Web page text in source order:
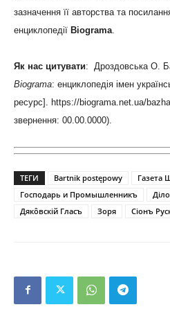
зазначення її авторства та
енциклопедії Biograma
Як нас цитувати: Дроздовська О.
Biograma: енциклопедія імен
ресурс]. https://biograma.net.ua/
звернення: 00.00.0000).
ТЕГИ Bartnik postępowy Газета
Господарь и Промышленникъ
Діло
Дякôвскій Гласъ
Зоря Сіонъ